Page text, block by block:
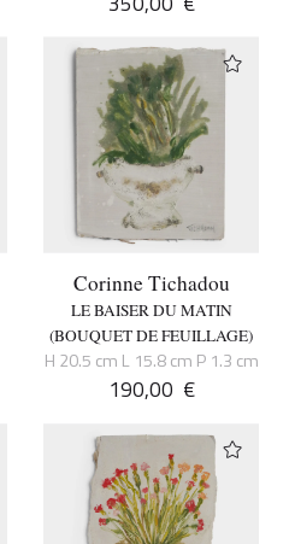
Corinne Tichadou
LE BAISER DU MATIN
(BOUQUET DE FEUILLAGE)
H 20.5 cm L 15.8 cm P 1.3 cm
190,00 €